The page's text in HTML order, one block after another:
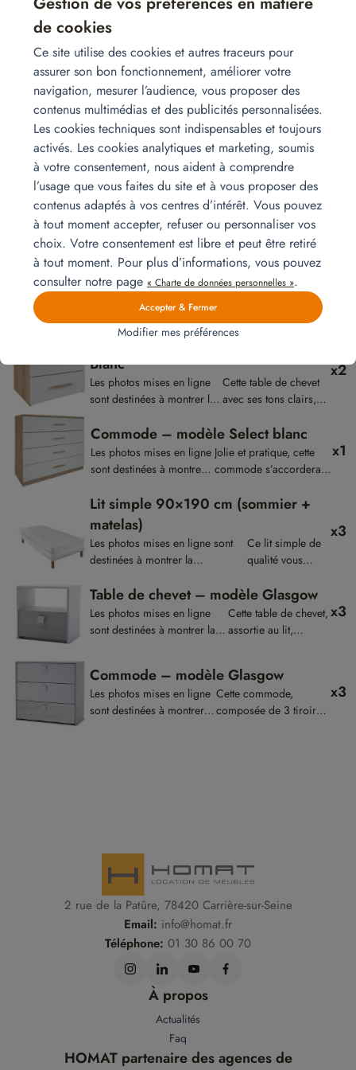
ne sont pas contractuelles.
Table – modèle Shine
Les photos mises en ligne
sont destinées à montrer la
présentation des produits,
elles ne sont pas
contractuelles.
Table contemporaine
très stylée avec ses
couleurs chêne et noir
pourra accueillir 4 à 6
personnes.
Chaise Nine
Les photos mises en ligne
sont destinées à montrer
la présentation des
produits, elles ne sont pas
contractuelles.
Ces chaises
contemporaines gris en
simili cuir se marieront
de manière
contemporaine à votre
intérieur.
Buffet – modèle Shine
Les photos mises en ligne sont
destinées à montrer la présentation
des produits, elles ne sont pas
contractuelles.
Le buffet
Shine
comporte 3
portes et 1
tiroir.
Lit double 160×200 cm (sommier +
matelas)
Les photos mises en ligne
sont destinées à montrer la
présentation des produits,
contractuelles.
paisibles grâce à son
qualité.
Table de chevet – modèle Select
Blanc
Les photos mises en ligne
sont destinées à montrer la
elles ne sont pas
contractuelles.
Cette table de chevet
avec ses tons clairs,
harmonie pour votre
chambre.
x2
Commode – modèle Select blanc
Les photos mises en ligne
sont destinées à montrer
produits, elles ne sont pas
contractuelles.
Jolie et pratique, cette
commode s’accordera
et l’armoire de la même
x1
Lit simple 90×190 cm (sommier +
matelas)
Les photos mises en ligne sont
destinées à montrer la
ne sont pas contractuelles.
Ce lit simple de
qualité vous
nuits reposantes.
x3
Table de chevet – modèle Glasgow
Les photos mises en ligne
sont destinées à montrer la
contractuelles.
Cette table de chevet,
assortie au lit,
chambre.
x3
Commode – modèle Glasgow
Les photos mises en ligne
sont destinées à montrer la
Cette commode,
composée de 3 tiroirs,
x3
2 rue de la Patûre, 78420 Carrière-sur-Seine
Email: info@homat.fr
Téléphone: 01 30 86 00 70
À propos
Actualités
Faq
HOMAT partenaire des agences de
de cookies
Ce site utilise des cookies et autres traceurs pour
assurer son bon fonctionnement, améliorer votre
navigation, mesurer l’audience, vous proposer des
contenus multimédias et des publicités personnalisées.
Les cookies techniques sont indispensables et toujours
activés. Les cookies analytiques et marketing, soumis
à votre consentement, nous aident à comprendre
l’usage que vous faites du site et à vous proposer des
contenus adaptés à vos centres d’intérêt. Vous pouvez
à tout moment accepter, refuser ou personnaliser vos
choix. Votre consentement est libre et peut être retiré
à tout moment. Pour plus d’informations, vous pouvez
consulter notre page « Charte de données personnelles ».
Accepter & Fermer
Modifier mes préférences